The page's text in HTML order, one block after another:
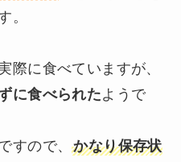
。
際に食べていますが、
に食べられたようで
すので、かなり保存状